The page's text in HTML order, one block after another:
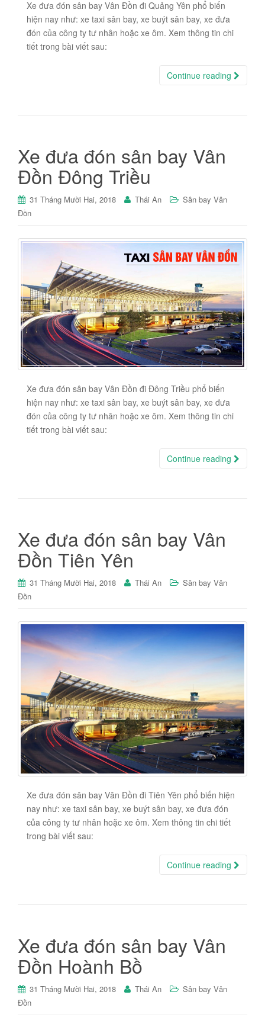
Xe đưa đón sân bay Vân Đồn đi Quảng Yên phổ biến
hiện nay như: xe taxi sân bay, xe buýt sân bay, xe đưa
đón của công ty tư nhân hoặc xe ôm. Xem thông tin chi
tiết trong bài viết sau:
Continue reading
Xe đưa đón sân bay Vân
Đồn Đông Triều
31 Tháng Mười Hai, 2018 Thái An
Sân bay Vân
Đồn
Xe đưa đón sân bay Vân Đồn đi Đông Triều phổ biến
hiện nay như: xe taxi sân bay, xe buýt sân bay, xe đưa
đón của công ty tư nhân hoặc xe ôm. Xem thông tin chi
tiết trong bài viết sau:
Continue reading
Xe đưa đón sân bay Vân
Đồn Tiên Yên
31 Tháng Mười Hai, 2018 Thái An
Sân bay Vân
Đồn
Xe đưa đón sân bay Vân Đồn đi Tiên Yên phổ biến hiện
nay như: xe taxi sân bay, xe buýt sân bay, xe đưa đón
của công ty tư nhân hoặc xe ôm. Xem thông tin chi tiết
trong bài viết sau:
Continue reading
Xe đưa đón sân bay Vân
Đồn Hoành Bồ
31 Tháng Mười Hai, 2018 Thái An
Sân bay Vân
Đồn